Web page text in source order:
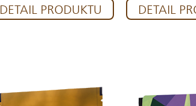
DETAIL PRODUKTU
DETAIL